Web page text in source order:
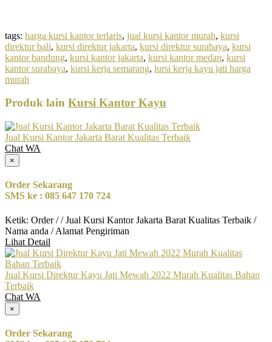
tags: harga kursi kantor terlaris, jual kursi kantor murah, kursi
direktur bali, kursi direktur jakarta, kursi direktur surabaya, kursi
kantor bandung, kursi kantor jakarta, kursi kantor medan, kursi
kantor surabaya, kursi kerja semarang, lursi kerja kayu jati harga
murah
Produk lain Kursi Kantor Kayu
Jual Kursi Kantor Jakarta Barat Kualitas Terbaik
Chat WA
×
Order Sekarang
SMS ke : 085 647 170 724
Ketik: Order / / Jual Kursi Kantor Jakarta Barat Kualitas Terbaik /
Nama anda / Alamat Pengiriman
Lihat Detail
Jual Kursi Direktur Kayu Jati Mewah 2022 Murah Kualitas Bahan
Terbaik
Chat WA
×
Order Sekarang